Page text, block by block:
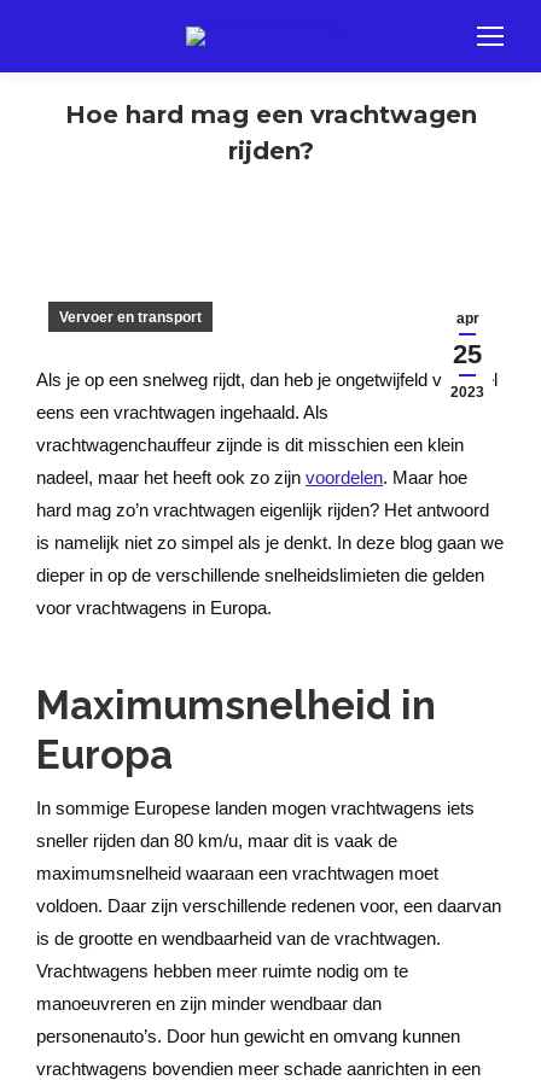
Hoe hard mag een vrachtwagen
rijden?
apr
25
2023
Vervoer en transport
Als je op een snelweg rijdt, dan heb je ongetwijfeld vast wel
eens een vrachtwagen ingehaald. Als
vrachtwagenchauffeur zijnde is dit misschien een klein
nadeel, maar het heeft ook zo zijn voordelen. Maar hoe
hard mag zo’n vrachtwagen eigenlijk rijden? Het antwoord
is namelijk niet zo simpel als je denkt. In deze blog gaan we
dieper in op de verschillende snelheidslimieten die gelden
voor vrachtwagens in Europa.
Maximumsnelheid in
Europa
In sommige Europese landen mogen vrachtwagens iets
sneller rijden dan 80 km/u, maar dit is vaak de
maximumsnelheid waaraan een vrachtwagen moet
voldoen. Daar zijn verschillende redenen voor, een daarvan
is de grootte en wendbaarheid van de vrachtwagen.
Vrachtwagens hebben meer ruimte nodig om te
manoeuvreren en zijn minder wendbaar dan
personenauto’s. Door hun gewicht en omvang kunnen
vrachtwagens bovendien meer schade aanrichten in een